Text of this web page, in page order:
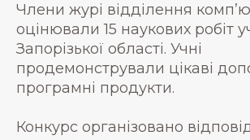
Члени журі відділення
оцінювали 15 наукових робіт
Запорізької області. Учні
продемонстрували цікаві
програмні продукти.
Конкурс організовано